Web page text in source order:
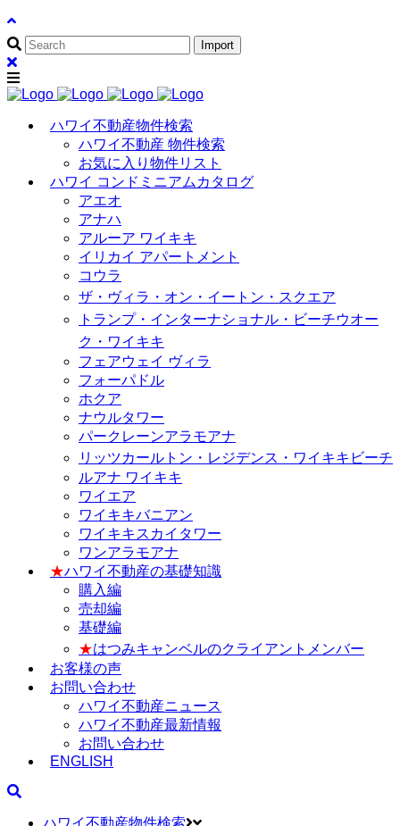
ハワイ不動産物件検索
ハワイ不動産 物件検索
お気に入り物件リスト
ハワイ コンドミニアムカタログ
アエオ
アナハ
アルーア ワイキキ
イリカイ アパートメント
コウラ
ザ・ヴィラ・オン・イートン・スクエア
トランプ・インターナショナル・ビーチウオー
ク・ワイキキ
フェアウェイ ヴィラ
フォーパドル
ホクア
ナウルタワー
パークレーンアラモアナ
リッツカールトン・レジデンス・ワイキキビーチ
ルアナ ワイキキ
ワイエア
ワイキキバニアン
ワイキキスカイタワー
ワンアラモアナ
★ハワイ不動産の基礎知識
購入編
売却編
基礎編
★はつみキャンベルのクライアントメンバー
お客様の声
お問い合わせ
ハワイ不動産ニュース
ハワイ不動産最新情報
お問い合わせ
ENGLISH
ハワイ不動産物件検索